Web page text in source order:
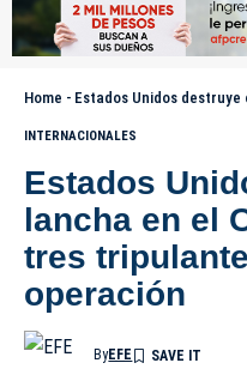
Home - Estados Unidos destruye otra
INTERNACIONALES
Estados
lancha en el
tres
operación
ByEFE